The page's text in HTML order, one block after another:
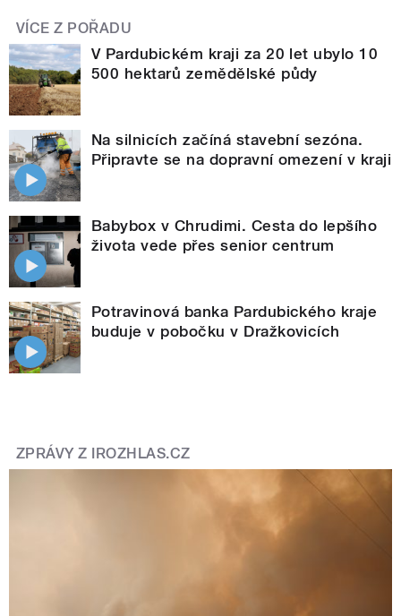
VÍCE Z POŘADU
V Pardubickém kraji za 20 let ubylo 10
500 hektarů zemědělské půdy
Na silnicích začíná stavební sezóna.
Připravte se na dopravní omezení v kraji
Babybox v Chrudimi. Cesta do lepšího
života vede přes senior centrum
Potravinová banka Pardubického kraje
buduje v pobočku v Dražkovicích
ZPRÁVY Z IROZHLAS.CZ